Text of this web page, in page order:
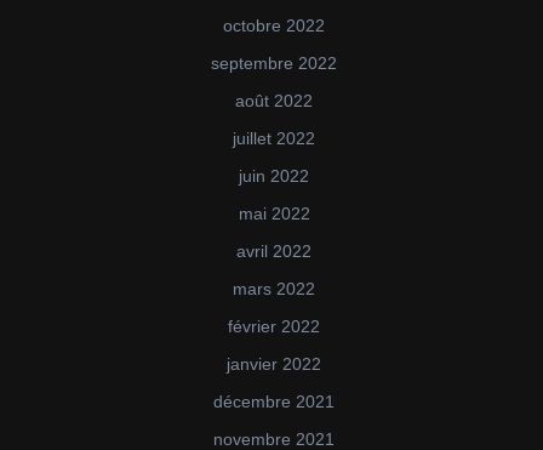
octobre 2022
septembre 2022
août 2022
juillet 2022
juin 2022
mai 2022
avril 2022
mars 2022
février 2022
janvier 2022
décembre 2021
novembre 2021